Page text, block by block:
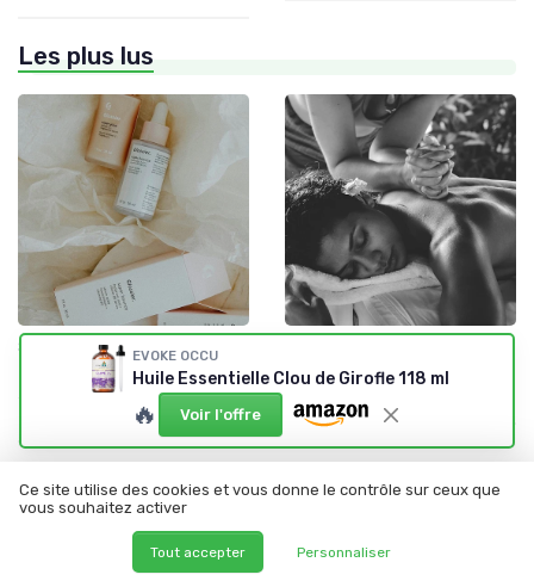
Les plus lus
Solutions Bio pour Problèmes de Peau •
25/05/2025
Quels sont les effets
secondaires de la poudre de
Les risques potentiels de la
EVOKE OCCU
Huile Essentielle Clou de Girofle 118 ml
🔥 Voir l'offre
Ce site utilise des cookies et vous donne le contrôle sur ceux que
vous souhaitez activer
Tout accepter Personnaliser